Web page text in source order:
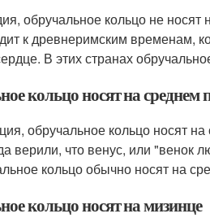
обручальное кольцо не носят
к древнеримским временам,
В этих странах
кольцо носят на среднем
обручальное кольцо носят
верили, что венус, или "венок
кольцо обычно носят на
кольцо носят на мизинце